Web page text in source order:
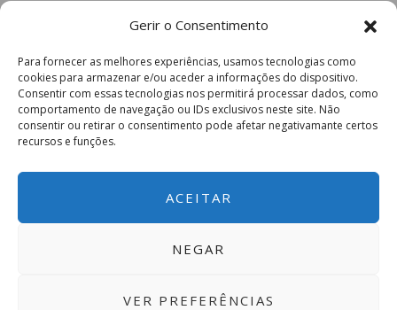
Gerir o Consentimento
Para fornecer as melhores experiências, usamos tecnologias como
cookies para armazenar e/ou aceder a informações do dispositivo.
Consentir com essas tecnologias nos permitirá processar dados, como
comportamento de navegação ou IDs exclusivos neste site. Não
consentir ou retirar o consentimento pode afetar negativamante certos
recursos e funções.
ACEITAR
NEGAR
VER PREFERÊNCIAS